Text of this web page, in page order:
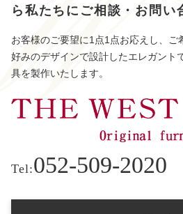
ら 私たちにご相談・お問い
お客様のご要望に1点1点お応えし、ご
好みのデザインで設計したエレガント
具を製作いたします。
Tel:052-509-2020